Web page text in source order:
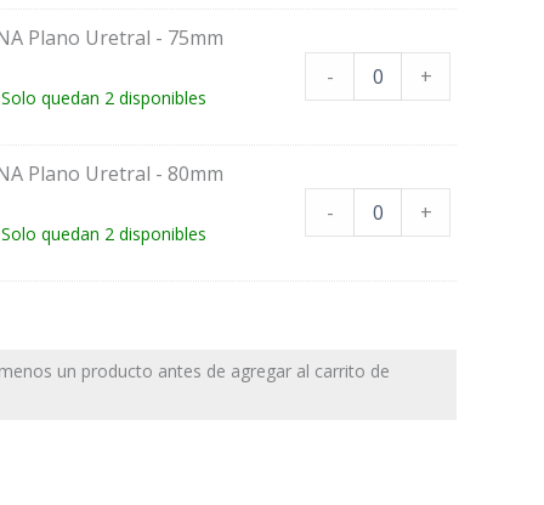
Plano Uretral - 75mm
Solo quedan 2 disponibles
- +
Plano Uretral - 80mm
Solo quedan 2 disponibles
- +
un producto antes de agregar al carrito de